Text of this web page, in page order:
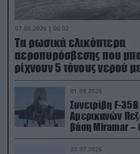
07.08.2026 | 00:02
Τα ρωσικά ελικόπτερα
αεροπυρόσβεσης που
ρίχνουν 5 τόνους νερού
01.08.2026
Συνετρίβη F-
Αμερικανών
βάση Miramar –
εκτινάχθηκε
30.07.2026